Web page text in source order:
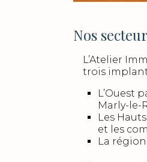
Nos
L’Atelier
trois
L’Ouest
Marly-le-
Les
et les
La